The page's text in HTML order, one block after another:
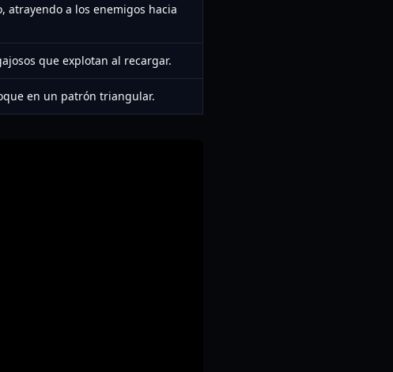
atrayendo a los enemigos hacia
que explotan al recargar.
en un patrón triangular.